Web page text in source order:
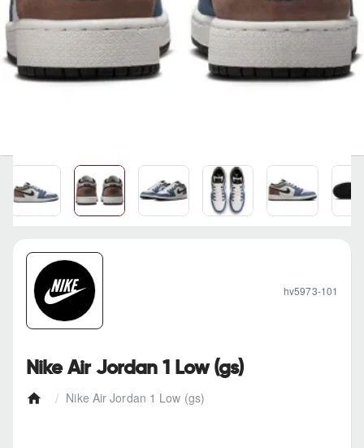
Nike Air Jordan 1 Low (gs)
Nike Air Jordan 1 Low (gs)
hv5973-101